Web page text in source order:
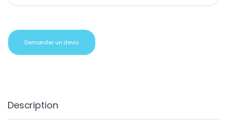
Demander un devis
Description